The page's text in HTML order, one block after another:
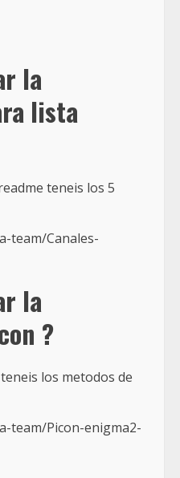
la
lista
teneis los 5
team/Canales-
la
?
los metodos de
team/Picon-enigma2-